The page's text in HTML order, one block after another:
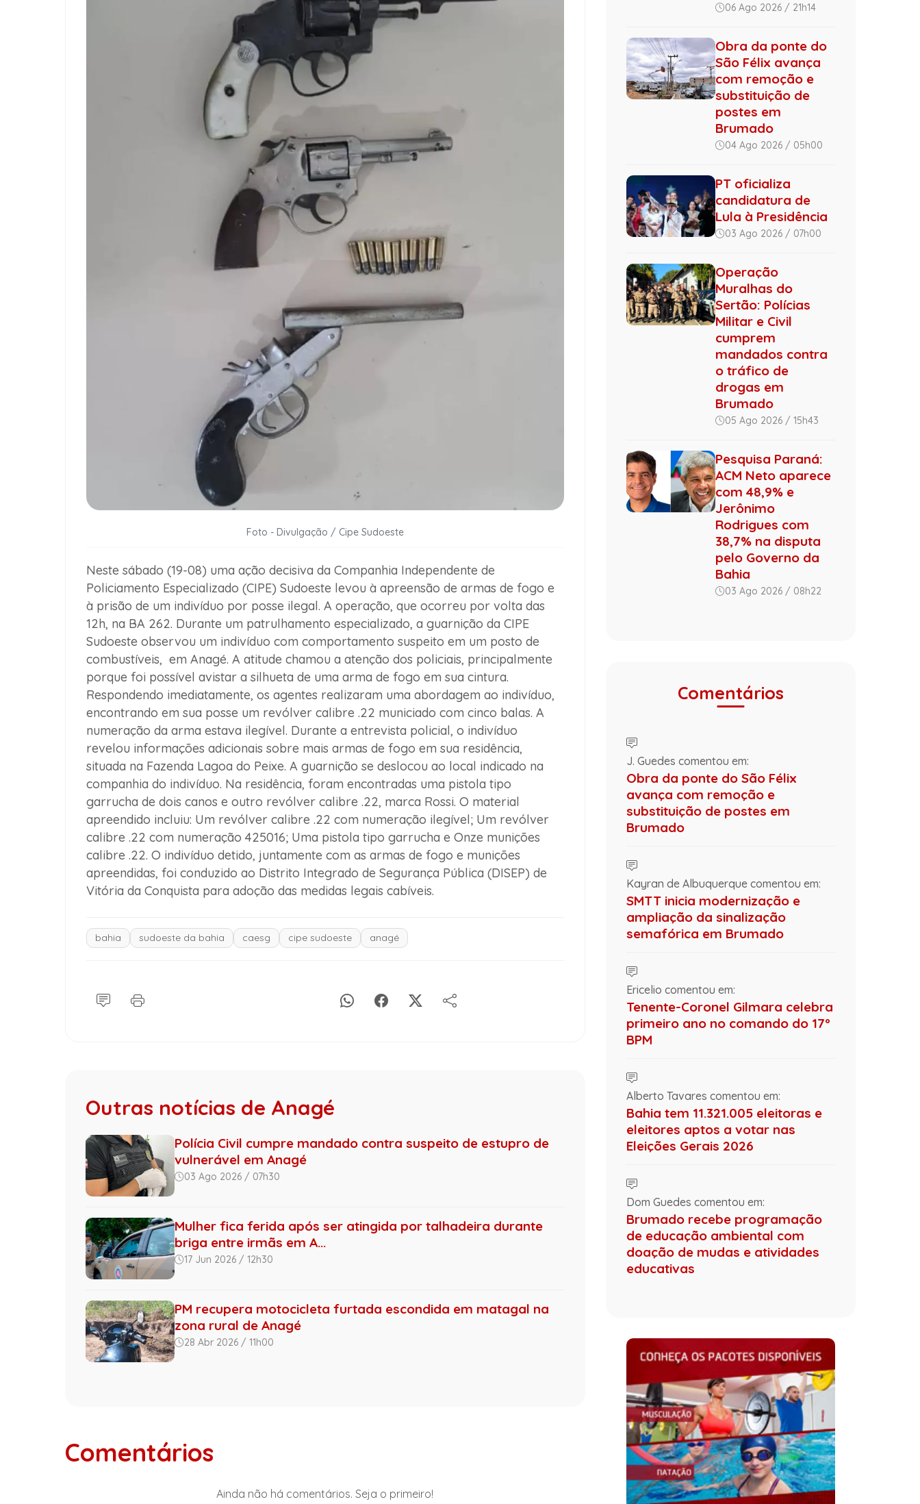
Foto - Divulgação / Cipe Sudoeste
Neste sábado (19-08) uma ação decisiva da Companhia Independente de
Policiamento Especializado (CIPE) Sudoeste levou à apreensão de armas de fogo e
à prisão de um indivíduo por posse ilegal. A operação, que ocorreu por volta das
12h, na BA 262. Durante um patrulhamento especializado, a guarnição da CIPE
Sudoeste observou um indivíduo com comportamento suspeito em um posto de
combustíveis, em Anagé. A atitude chamou a atenção dos policiais, principalmente
porque foi possível avistar a silhueta de uma arma de fogo em sua cintura.
Respondendo imediatamente, os agentes realizaram uma abordagem ao indivíduo,
encontrando em sua posse um revólver calibre .22 municiado com cinco balas. A
numeração da arma estava ilegível. Durante a entrevista policial, o indivíduo
revelou informações adicionais sobre mais armas de fogo em sua residência,
situada na Fazenda Lagoa do Peixe. A guarnição se deslocou ao local indicado na
companhia do indivíduo. Na residência, foram encontradas uma pistola tipo
garrucha de dois canos e outro revólver calibre .22, marca Rossi. O material
apreendido incluiu: Um revólver calibre .22 com numeração ilegível; Um revólver
calibre .22 com numeração 425016; Uma pistola tipo garrucha e Onze munições
calibre .22. O indivíduo detido, juntamente com as armas de fogo e munições
apreendidas, foi conduzido ao Distrito Integrado de Segurança Pública (DISEP) de
Vitória da Conquista para adoção das medidas legais cabíveis.
bahia sudoeste da bahia caesg cipe sudoeste anagé
Outras notícias de Anagé
Polícia Civil cumpre mandado contra suspeito de estupro de
vulnerável em Anagé
03 Ago 2026 / 07h30
Mulher fica ferida após ser atingida por talhadeira durante
briga entre irmãs em A...
17 Jun 2026 / 12h30
PM recupera motocicleta furtada escondida em matagal na
zona rural de Anagé
28 Abr 2026 / 11h00
Comentários
Ainda não há comentários. Seja o primeiro!
06 Ago 2026 / 21h14
Obra da ponte do
São Félix avança
com remoção e
substituição de
postes em
Brumado
04 Ago 2026 / 05h00
PT oficializa
candidatura de
Lula à Presidência
03 Ago 2026 / 07h00
Operação
Muralhas do
Sertão: Polícias
Militar e Civil
cumprem
mandados contra
o tráfico de
drogas em
Brumado
05 Ago 2026 / 15h43
Pesquisa Paraná:
ACM Neto aparece
com 48,9% e
Jerônimo
Rodrigues com
38,7% na disputa
pelo Governo da
Bahia
03 Ago 2026 / 08h22
Comentários
J. Guedes comentou em:
Obra da ponte do São Félix
avança com remoção e
substituição de postes em
Brumado
Kayran de Albuquerque comentou em:
SMTT inicia modernização e
ampliação da sinalização
semafórica em Brumado
Ericelio comentou em:
Tenente-Coronel Gilmara celebra
primeiro ano no comando do 17º
BPM
Alberto Tavares comentou em:
Bahia tem 11.321.005 eleitoras e
eleitores aptos a votar nas
Eleições Gerais 2026
Dom Guedes comentou em:
Brumado recebe programação
de educação ambiental com
doação de mudas e atividades
educativas